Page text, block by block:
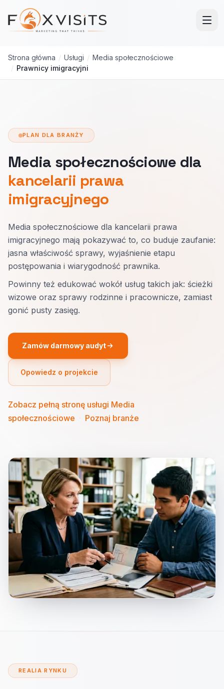
Przejdź do treści głównej
Strona główna / Usługi / Media społecznościowe
/ Prawnicy imigracyjni
PLAN DLA BRANŻY
Media społecznościowe dla
kancelarii prawa
imigracyjnego
Media społecznościowe dla kancelarii prawa
imigracyjnego mają pokazywać to, co buduje zaufanie:
jasna właściwość sprawy, wyjaśnienie etapu
postępowania i wiarygodność prawnika.
Powinny też edukować wokół usług takich jak: ścieżki
wizowe oraz sprawy rodzinne i pracownicze, zamiast
gonić pusty zasięg.
Zamów darmowy audyt
Opowiedz o projekcie
Zobacz pełną stronę usługi Media
społecznościowe
Poznaj branże
REALIA RYNKU